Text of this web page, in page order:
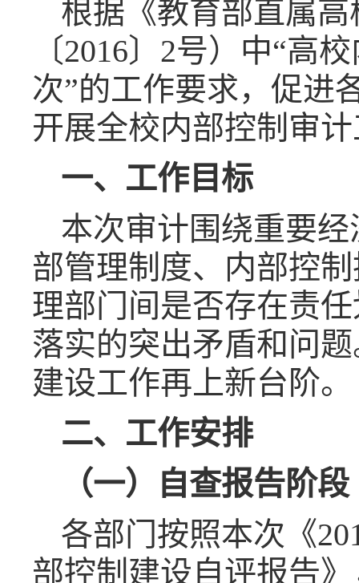
根据《教育部直属
〔2016〕2号）中“高
次”的工作要求，促进
开展全校内部控制审
一、工作目标
本次审计围绕重要
部管理制度、内部控
理部门间是否存在责
落实的突出矛盾和问
建设工作再上新台阶。
二、工作安排
（一）自查报告阶
各部门按照本次《
部控制建设自评报告